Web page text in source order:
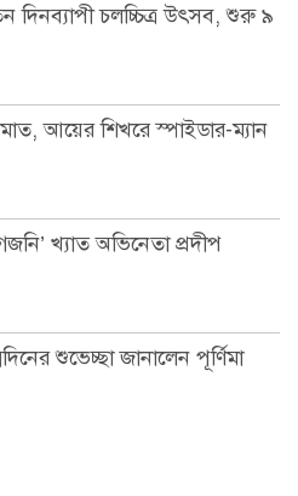
দিনব্যাপী চলচ্চিত্র উৎসব, শুরু ৯
আয়ের শিখরে স্পাইডার-ম্যান
খ্যাত অভিনেতা প্রদীপ
শুভেচ্ছা জানালেন পূর্ণিমা